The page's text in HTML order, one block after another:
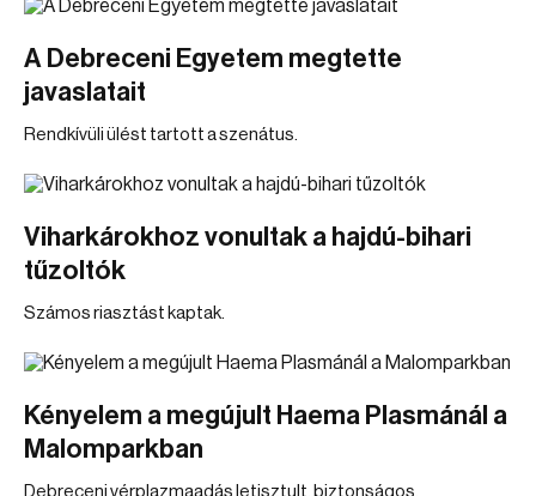
A Debreceni Egyetem megtette
javaslatait
Rendkívüli ülést tartott a szenátus.
Viharkárokhoz vonultak a hajdú-bihari
tűzoltók
Számos riasztást kaptak.
Kényelem a megújult Haema Plasmánál a
Malomparkban
Debreceni vérplazmaadás letisztult, biztonságos,